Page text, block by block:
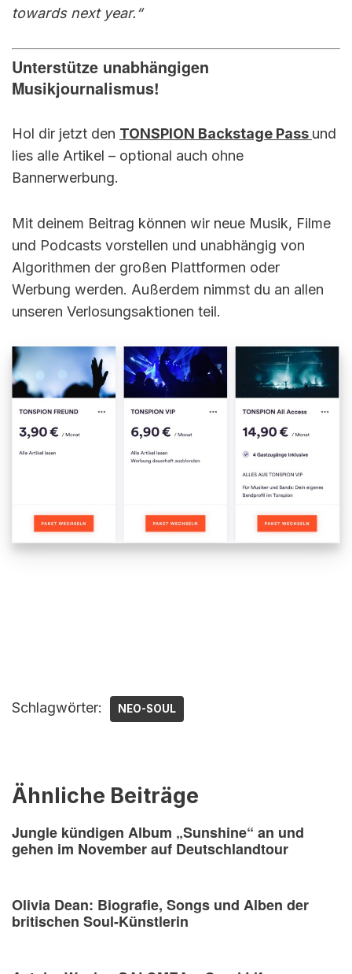
towards next year.“
Unterstütze unabhängigen
Musikjournalismus!
Hol dir jetzt den TONSPION Backstage Pass und
lies alle Artikel – optional auch ohne
Bannerwerbung.
Mit deinem Beitrag können wir neue Musik, Filme
und Podcasts vorstellen und unabhängig von
Algorithmen der großen Plattformen oder
Werbung werden. Außerdem nimmst du an allen
unseren Verlosungsaktionen teil.
Schlagwörter: NEO-SOUL
Ähnliche Beiträge
Jungle kündigen Album „Sunshine“ an und
gehen im November auf Deutschlandtour
Olivia Dean: Biografie, Songs und Alben der
britischen Soul-Künstlerin